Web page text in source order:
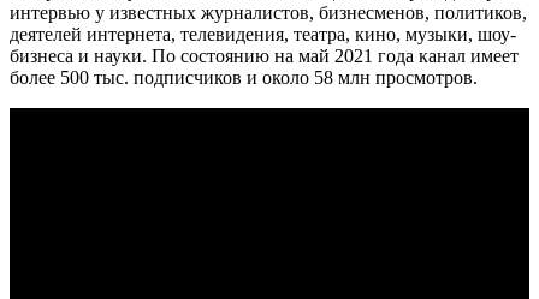
интервью у известных журналистов, бизнесменов, политиков,
деятелей интернета, телевидения, театра, кино, музыки, шоу-
бизнеса и науки. По состоянию на май 2021 года канал имеет
более 500 тыс. подписчиков и около 58 млн просмотров.